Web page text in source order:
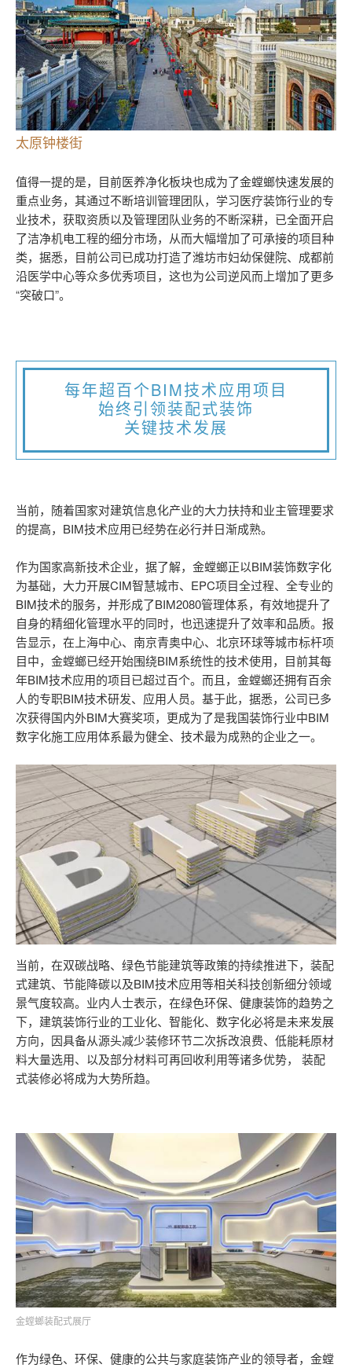
太原钟楼街
值得一提的是，目前医养净化板块也成为了金螳螂快速发展的
重点业务，其通过不断培训管理团队，学习医疗装饰行业的专
业技术，获取资质以及管理团队业务的不断深耕，已全面开启
了洁净机电工程的细分市场，从而大幅增加了可承接的项目种
类，据悉，目前公司已成功打造了潍坊市妇幼保健院、成都前
沿医学中心等众多优秀项目，这也为公司逆风而上增加了更多
“突破口”。
每年超百个BIM技术应用项目
始终引领装配式装饰
关键技术发展
当前，随着国家对建筑信息化产业的大力扶持和业主管理要求
的提高，BIM技术应用已经势在必行并日渐成熟。
作为国家高新技术企业，据了解，金螳螂正以BIM装饰数字化
为基础，大力开展CIM智慧城市、EPC项目全过程、全专业的
BIM技术的服务，并形成了BIM2080管理体系，有效地提升了
自身的精细化管理水平的同时，也迅速提升了效率和品质。报
告显示，在上海中心、南京青奥中心、北京环球等城市标杆项
目中，金螳螂已经开始围绕BIM系统性的技术使用，目前其每
年BIM技术应用的项目已超过百个。而且，金螳螂还拥有百余
人的专职BIM技术研发、应用人员。基于此，据悉，公司已多
次获得国内外BIM大赛奖项，更成为了是我国装饰行业中BIM
数字化施工应用体系最为健全、技术最为成熟的企业之一。
当前，在双碳战略、绿色节能建筑等政策的持续推进下，装配
式建筑、节能降碳以及BIM技术应用等相关科技创新细分领域
景气度较高。业内人士表示，在绿色环保、健康装饰的趋势之
下，建筑装饰行业的工业化、智能化、数字化必将是未来发展
方向，因具备从源头减少装修环节二次拆改浪费、低能耗原材
料大量选用、以及部分材料可再回收利用等诸多优势， 装配
式装修必将成为大势所趋。
金螳螂装配式展厅
作为绿色、环保、健康的公共与家庭装饰产业的领导者，金螳